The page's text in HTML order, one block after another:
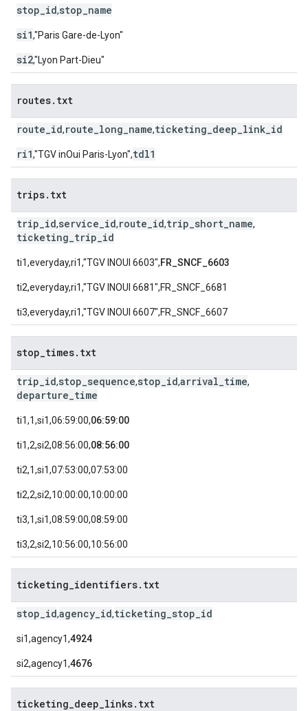
stop_id,stop_name
si1,"Paris Gare-de-Lyon"
si2,"Lyon Part-Dieu"
routes. txt
route_id,route_long_name,ticketing_deep_link_id
ri1,"TGV inOui Paris-Lyon",tdl1
trips. txt
trip_id,service_id,route_id,trip_short_name,
ticketing_trip_id
ti1,everyday,ri1,"TGV INOUI 6603",FR_SNCF_6603
ti2,everyday,ri1,"TGV INOUI 6681",FR_SNCF_6681
ti3,everyday,ri1,"TGV INOUI 6607",FR_SNCF_6607
stop times. txt
trip_id,stop_sequence,stop_id,arrival_time,
departure_time
ti1,1,si1,06:59:00,06:59:00
ti1,2,si2,08:56:00,08:56:00
ti2,1,si1,07:53:00,07:53:00
ti2,2,si2,10:00:00,10:00:00
ti3,1,si1,08:59:00,08:59:00
ti3,2,si2,10:56:00,10:56:00
ticketing identifiers. txt
stop_id,agency_id,ticketing_stop_id
si1,agency1,4924
si2,agency1,4676
ticketing deep links. txt